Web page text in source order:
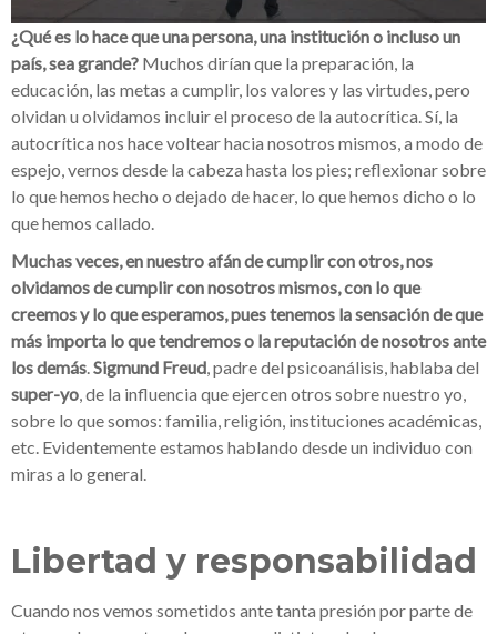
¿Qué es lo hace que una persona, una institución o incluso un
país, sea grande? Muchos dirían que la preparación, la
educación, las metas a cumplir, los valores y las virtudes, pero
olvidan u olvidamos incluir el proceso de la autocrítica. Sí, la
autocrítica nos hace voltear hacia nosotros mismos, a modo de
espejo, vernos desde la cabeza hasta los pies; reflexionar sobre
lo que hemos hecho o dejado de hacer, lo que hemos dicho o lo
que hemos callado.
Muchas veces, en nuestro afán de cumplir con otros, nos
olvidamos de cumplir con nosotros mismos, con lo que
creemos y lo que esperamos, pues tenemos la sensación de que
más importa lo que tendremos o la reputación de nosotros ante
los demás Sigmund Freud , padre del psicoanálisis, hablaba del
super-yo , de la influencia que ejercen otros sobre nuestro yo,
sobre lo que somos: familia, religión, instituciones académicas,
etc. Evidentemente estamos hablando desde un individuo con
miras a lo general.
Libertad y responsabilidad
Cuando nos vemos sometidos ante tanta presión por parte de